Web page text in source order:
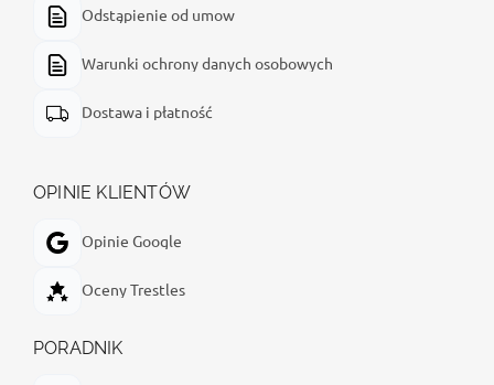
Odstąpienie od umow
Warunki ochrony danych osobowych
Dostawa i płatność
OPINIE KLIENTÓW
Opinie Google
Oceny Trestles
PORADNIK